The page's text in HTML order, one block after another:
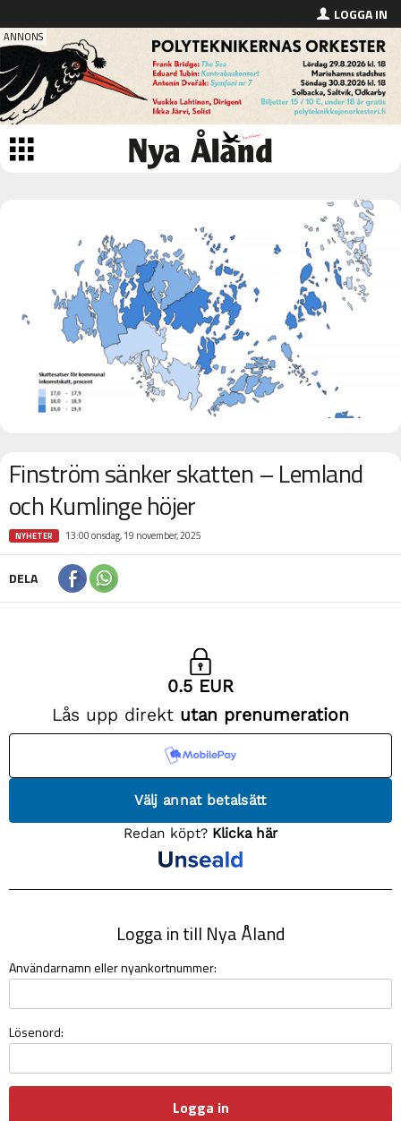
LOGGA IN
Finström sänker skatten – Lemland
och Kumlinge höjer
NYHETER 13:00 onsdag, 19 november, 2025
DELA